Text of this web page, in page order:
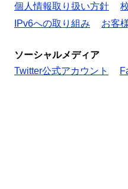
個人情報取り扱い方針
IPv6への取り組み
お客
ソーシャルメディア
Twitter公式アカウント